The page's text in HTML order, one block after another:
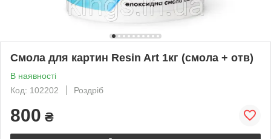
Смола для картин Resin Art 1кг (смола + отв)
В наявності
Код: 102202
Роздріб
800 ₴